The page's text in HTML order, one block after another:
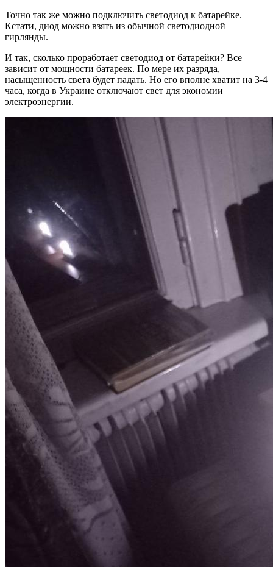
Точно так же можно подключить светодиод к батарейке.
Кстати, диод можно взять из обычной светодиодной
гирлянды.
И так, сколько проработает светодиод от батарейки? Все
зависит от мощности батареек. По мере их разряда,
насыщенность света будет падать. Но его вполне хватит на 3-4
часа, когда в Украине отключают свет для экономии
электроэнергии.